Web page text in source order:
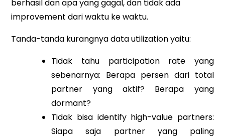
berhasil dan apa yang gagal, dan tidak ada
improvement dari waktu ke waktu.
Tanda-tanda kurangnya data utilization yaitu:
Tidak tahu participation rate yang
sebenarnya: Berapa persen dari total
partner yang aktif? Berapa yang
dormant?
Tidak bisa identify high-value partners:
Siapa saja partner yang paling